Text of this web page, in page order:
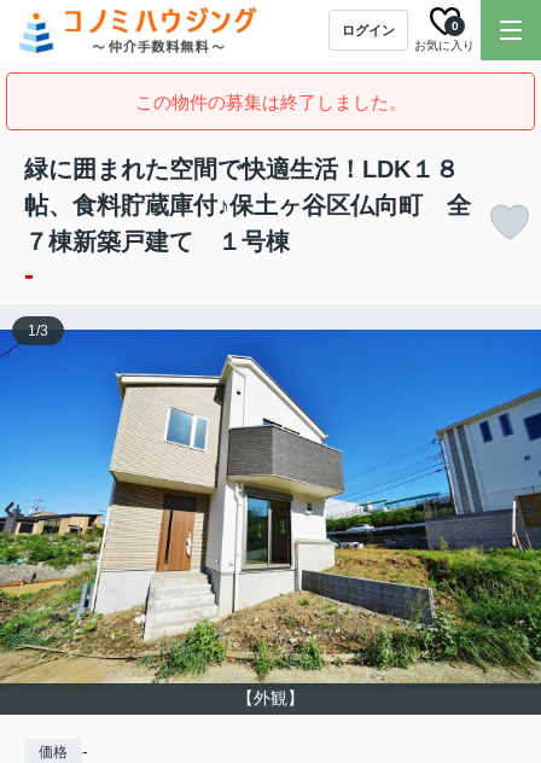
ログイン
お気に入り
0
この物件の募集は終了しました。
緑に囲まれた空間で快適生活！LDK１８
帖、食料貯蔵庫付♪保土ヶ谷区仏向町 全
７棟新築戸建て １号棟
-
【外観】
1/3
価格 -